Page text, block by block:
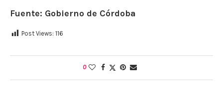
Fuente: Gobierno de Córdoba
Post Views: 116
0